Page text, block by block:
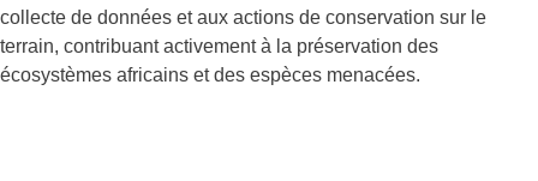
collecte de données et aux actions de conservation sur le
terrain, contribuant activement à la préservation des
écosystèmes africains et des espèces menacées.